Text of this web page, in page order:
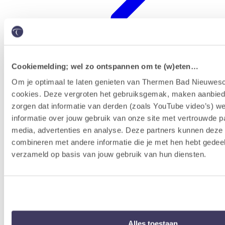
Cookiemelding; wel zo ontspannen om te (w)eten…
Om je optimaal te laten genieten van Thermen Bad
cookies. Deze vergroten het gebruiksgemak, maken
zorgen dat informatie van derden (zoals YouTube video’s)
informatie over jouw gebruik van onze site met vertrouwde
media, advertenties en analyse. Deze partners kunnen deze
combineren met andere informatie die je met hen hebt
verzameld op basis van jouw gebruik van hun diensten.
Badenkaart kopen & reserveren